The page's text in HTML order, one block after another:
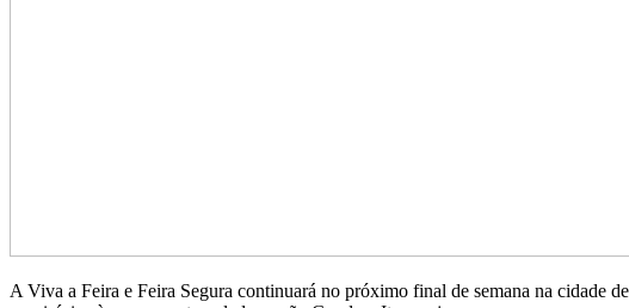
A Viva a Feira e Feira Segura continuará no próximo final de semana na cidade